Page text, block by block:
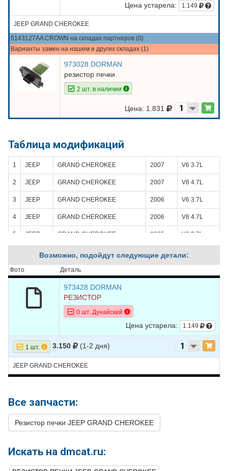
Цена устарела: 1.149
JEEP GRAND CHEROKEE
5143127AA CROWN на складах партнеров (0)
Варианты замен на нашем и других складах (1)
973028 DORMAN
резистор печки
2 шт. в наличии
Цена: 1.831
Таблица модификаций
1 JEEP GRAND CHEROKEE 2007 V6 3.7L
2 JEEP GRAND CHEROKEE 2007 V8 4.7L
3 JEEP GRAND CHEROKEE 2006 V6 3.7L
4 JEEP GRAND CHEROKEE 2006 V8 4.7L
5 JEEP GRAND CHEROKEE 2005 V6 3.7L
JEEP GRAND CHEROKEE
Возможно, подойдут следующие детали:
Фото Деталь
973428 DORMAN
РЕЗИСТОР
0 шт. Дунайский
Цена устарела: 1.149
1 шт. 3.150 (1-2 дня)
JEEP GRAND CHEROKEE
Все запчасти:
Резистор печки JEEP GRAND CHEROKEE
Искать на dmcat.ru: